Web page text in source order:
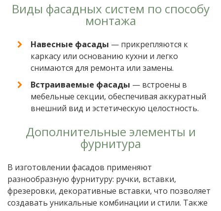
Виды фасадных систем по способу
монтажа
Навесные фасады — прикрепляются к
каркасу или основанию кухни и легко
снимаются для ремонта или замены.
Встраиваемые фасады — встроены в
мебельные секции, обеспечивая аккуратный
внешний вид и эстетическую целостность.
Дополнительные элементы и
фурнитура
В изготовлении фасадов применяют
разнообразную фурнитуру: ручки, вставки,
фрезеровки, декоративные вставки, что позволяет
создавать уникальные комбинации и стили. Также